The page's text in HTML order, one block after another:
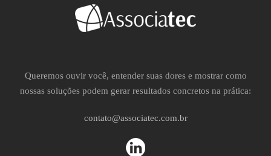
Queremos ouvir você, entender suas dores e mostrar como
nossas soluções podem gerar resultados concretos na prática:
contato@associatec.com.br